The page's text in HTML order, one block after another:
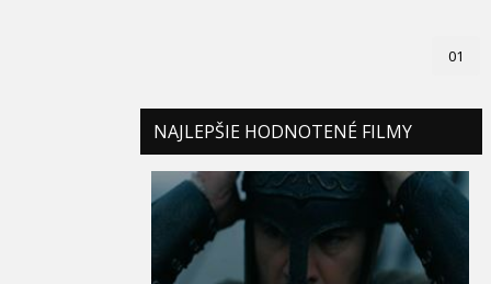
01
NAJLEPŠIE HODNOTENÉ FILMY